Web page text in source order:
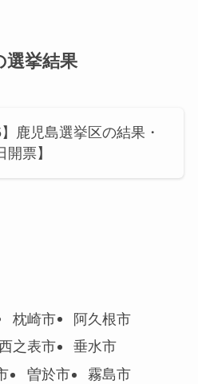
選挙結果
鹿児島選挙区の結果・
票】
枕崎市
阿久根市
之表市
垂水市
曽於市
霧島市